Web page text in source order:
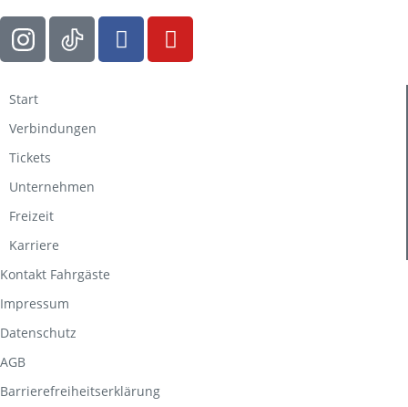
Start
Verbindungen
Tickets
Unternehmen
Freizeit
Karriere
Kontakt Fahrgäste
Impressum
Datenschutz
AGB
Barrierefreiheitserklärung